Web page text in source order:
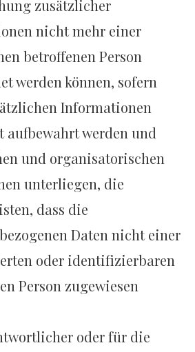
zusätzlicher
nicht mehr einer
betroffenen Person
werden können, sofern
Informationen
aufbewahrt werden und
und organisatorischen
unterliegen, die
dass die
Daten nicht einer
oder identifizierbaren
Person zugewiesen
oder für die